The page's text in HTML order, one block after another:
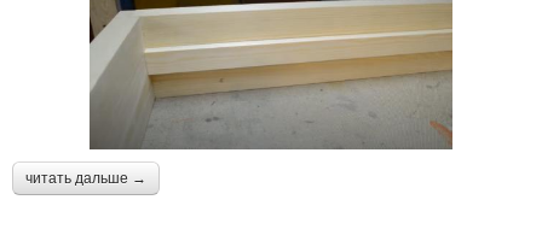
читать дальше →